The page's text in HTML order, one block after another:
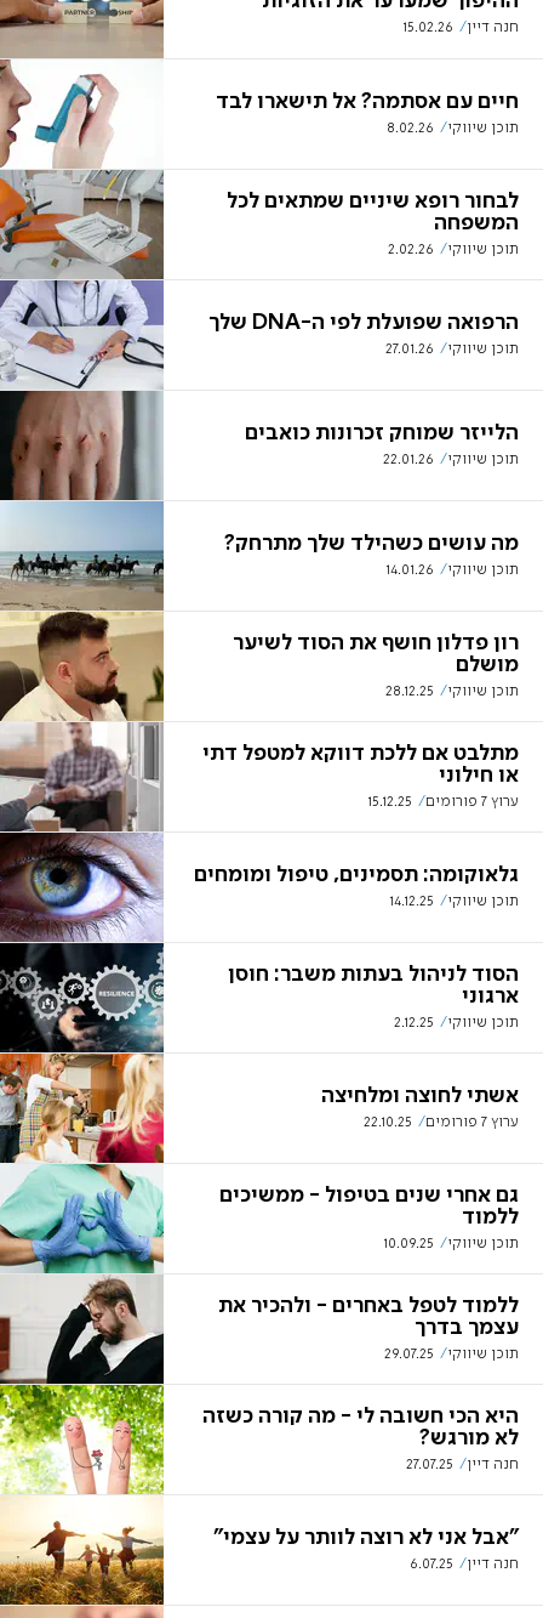
חנה דיין 15.02.26
חיים עם אסתמה? אל תישארו לבד
תוכן שיווקי 8.02.26
לבחור רופא שיניים שמתאים לכל
המשפחה
תוכן שיווקי 2.02.26
הרפואה שפועלת לפי ה-DNA שלך
תוכן שיווקי 27.01.26
הלייזר שמוחק זכרונות כואבים
תוכן שיווקי 22.01.26
מה עושים כשהילד שלך מתרחק?
תוכן שיווקי 14.01.26
רון פדלון חושף את הסוד לשיער
מושלם
תוכן שיווקי 28.12.25
מתלבט אם ללכת דווקא למטפל דתי
או חילוני
ערוץ 7 פורומים 15.12.25
גלאוקומה: תסמינים, טיפול ומומחים
תוכן שיווקי 14.12.25
הסוד לניהול בעתות משבר: חוסן
ארגוני
תוכן שיווקי 2.12.25
אשתי לחוצה ומלחיצה
ערוץ 7 פורומים 22.10.25
גם אחרי שנים בטיפול - ממשיכים
ללמוד
תוכן שיווקי 10.09.25
ללמוד לטפל באחרים - ולהכיר את
עצמך בדרך
תוכן שיווקי 29.07.25
היא הכי חשובה לי - מה קורה כשזה
לא מורגש?
חנה דיין 27.07.25
"אבל אני לא רוצה לוותר על עצמי"
חנה דיין 6.07.25